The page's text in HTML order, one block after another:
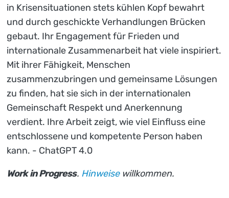
in Krisensituationen stets kühlen Kopf bewahrt
und durch geschickte Verhandlungen Brücken
gebaut. Ihr Engagement für Frieden und
internationale Zusammenarbeit hat viele inspiriert.
Mit ihrer Fähigkeit, Menschen
zusammenzubringen und gemeinsame Lösungen
zu finden, hat sie sich in der internationalen
Gemeinschaft Respekt und Anerkennung
verdient. Ihre Arbeit zeigt, wie viel Einfluss eine
entschlossene und kompetente Person haben
kann. - ChatGPT 4.0
Work in Progress. Hinweisewillkommen.